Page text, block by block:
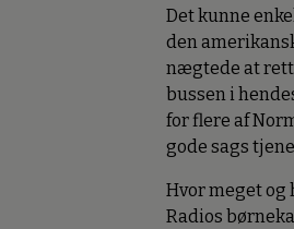
Det kunne
den
nægtede at
bussen i
for flere af
gode sags
Hvor meget og
Radios